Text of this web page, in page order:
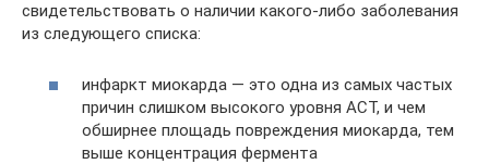
свидетельствовать о наличии какого-либо заболевания
из следующего списка:
инфаркт миокарда — это одна из самых частых
причин слишком высокого уровня АСТ, и чем
обширнее площадь повреждения миокарда, тем
выше концентрация фермента